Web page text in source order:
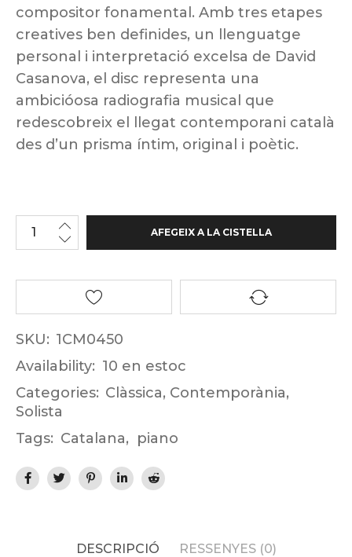
compositor fonamental. Amb tres etapes
creatives ben definides, un llenguatge
personal i interpretació excelsa de David
Casanova, el disc representa una
ambicióosa radiografia musical que
redescobreix el llegat contemporani català
des d’un prisma íntim, original i poètic.
AFEGEIX A LA CISTELLA
SKU: 1CM0450
Availability: 10 en estoc
Categories: Clàssica, Contemporània,
Solista
Tags: Catalana, piano
DESCRIPCIÓ RESSENYES (0)